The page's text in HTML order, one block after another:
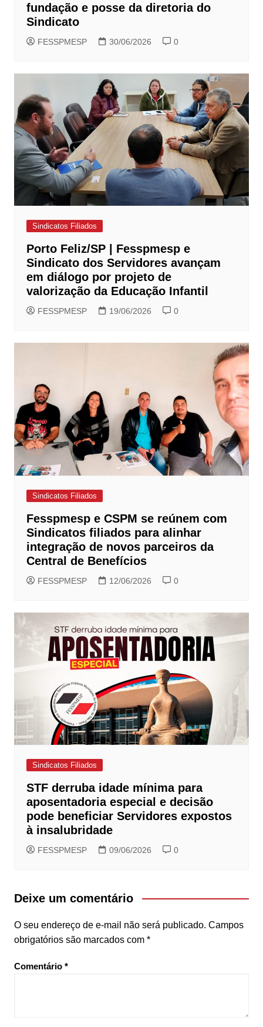
fundação e posse da diretoria do
Sindicato
FESSPMESP 30/06/2026 0
Sindicatos Filiados
Porto Feliz/SP | Fesspmesp e
Sindicato dos Servidores avançam
em diálogo por projeto de
valorização da Educação Infantil
FESSPMESP 19/06/2026 0
Sindicatos Filiados
Fesspmesp e CSPM se reúnem com
Sindicatos filiados para alinhar
integração de novos parceiros da
Central de Benefícios
FESSPMESP 12/06/2026 0
Sindicatos Filiados
STF derruba idade mínima para
aposentadoria especial e decisão
pode beneficiar Servidores expostos
à insalubridade
FESSPMESP 09/06/2026 0
Deixe um comentário
O seu endereço de e-mail não será publicado. Campos
obrigatórios são marcados com *
Comentário *